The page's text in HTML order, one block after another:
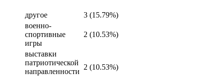
другое
3 (15.79%)
военно-
спортивные
игры
2 (10.53%)
выставки
патриотической
направленности
2 (10.53%)